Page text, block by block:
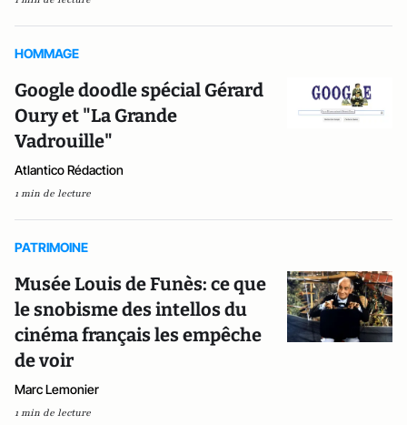
HOMMAGE
Google doodle spécial Gérard
Oury et "La Grande
Vadrouille"
Atlantico Rédaction
1 min de lecture
PATRIMOINE
Musée Louis de Funès: ce que
le snobisme des intellos du
cinéma français les empêche
de voir
Marc Lemonier
1 min de lecture